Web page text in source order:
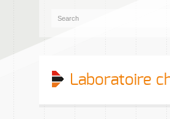
Laboratoire